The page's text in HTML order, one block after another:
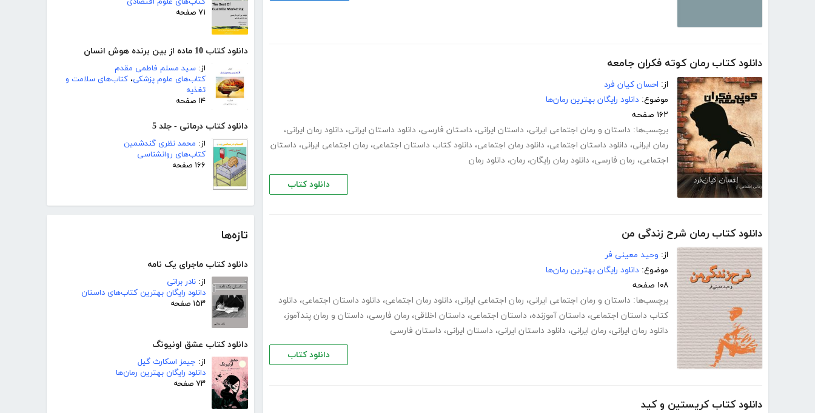
۷۱ صفحه
دانلود کتاب 10 ماده از بین برنده هوش انسان
از: سید مسلم فاطمی مقدم
کتاب‌های علوم پزشکی، کتاب‌های سلامت و
تغذیه
۱۴ صفحه
دانلود کتاب درمانی - جلد 5
از: محمد نظری گندشمین
کتاب‌های روانشناسی
۱۶۶ صفحه
تازه‌ها
دانلود کتاب ماجرای یک نامه
از: نادر براتی
دانلود رایگان بهترین کتاب‌های داستان
۱۵۳ صفحه
دانلود کتاب عشق اونیونگ
از: جیمز اسکارث گیل
دانلود رایگان بهترین رمان‌ها
۷۳ صفحه
دانلود کتاب رمان کوته فکران جامعه
از: احسان کیان فرد
موضوع: دانلود رایگان بهترین رمان‌ها
۱۶۲ صفحه
برچسب‌ها: داستان و رمان اجتماعی ایرانی، داستان ایرانی، داستان فارسی، دانلود داستان ایرانی، دانلود رمان ایرانی،
رمان ایرانی، دانلود داستان اجتماعی، دانلود رمان اجتماعی، دانلود کتاب داستان اجتماعی، رمان اجتماعی ایرانی، داستان
اجتماعی، رمان فارسی، دانلود رمان رایگان، رمان، دانلود رمان
دانلود کتاب
دانلود کتاب رمان شرح زندگی من
از: وحید معینی فر
موضوع: دانلود رایگان بهترین رمان‌ها
۱۰۸ صفحه
برچسب‌ها: داستان و رمان اجتماعی ایرانی، رمان اجتماعی ایرانی، دانلود رمان اجتماعی، دانلود داستان اجتماعی، دانلود
کتاب داستان اجتماعی، داستان آموزنده، داستان اجتماعی، داستان اخلاقی، رمان فارسی، داستان و رمان پندآموز،
دانلود رمان ایرانی، رمان ایرانی، دانلود داستان ایرانی، داستان ایرانی، داستان فارسی
دانلود کتاب
دانلود کتاب کریستین و کید